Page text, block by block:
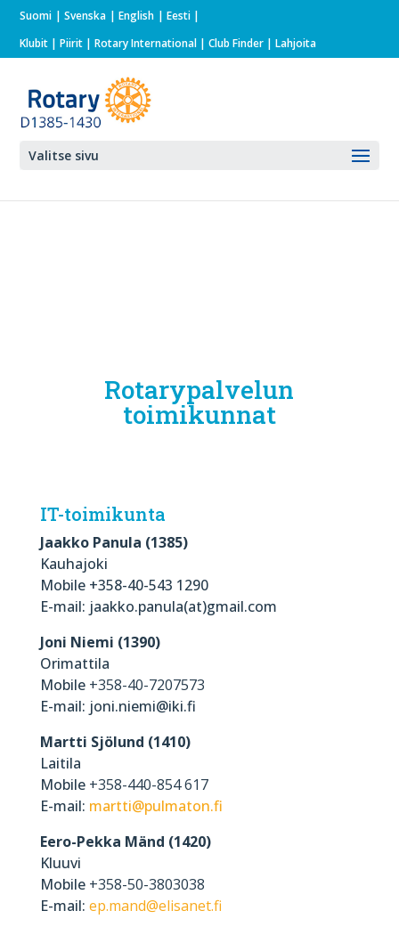
Suomi Svenska English
Eesti
Klubit |Piirit |Rotary International | Club Finder | Lahjoita
Valitse sivu
Rotarypalvelun
toimikunnat
IT-toimikunta
Jaakko Panula (1385)
Kauhajoki
Mobile +358-40-543 1290
E-mail: jaakko.panula(at)gmail.com
Joni Niemi (1390)
Orimattila
Mobile +358-40-7207573
E-mail: joni.niemi@iki.fi
Martti Sjölund (1410)
Laitila
Mobile +358-440-854 617
E-mail: martti@pulmaton.fi
Eero-Pekka Mänd (1420)
Kluuvi
Mobile +358-50-3803038
E-mail: ep.mand@elisanet.fi